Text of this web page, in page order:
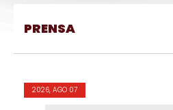
PRENSA
2026, AGO 07